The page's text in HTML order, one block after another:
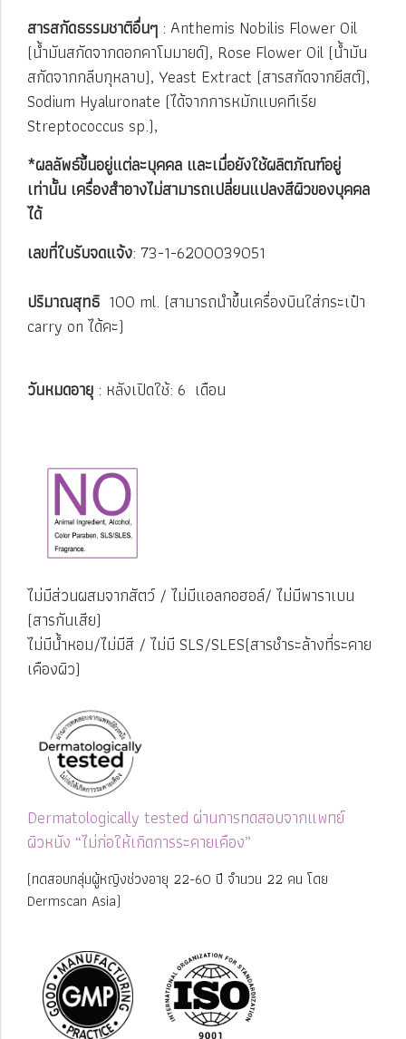
สารสกัดธรรมชาติอื่นๆ : Anthemis Nobilis Flower Oil
(น้ำมันสกัดจากดอกคาโมมายด์), Rose Flower Oil (น้ำมัน
สกัดจากกลีบกุหลาบ), Yeast Extract (สารสกัดจากยีสต์),
Sodium Hyaluronate (ได้จากการหมักแบคทีเรีย
Streptococcus sp.),
*ผลลัพธ์ขึ้นอยู่แต่ละบุคคล และเมื่อยังใช้ผลิตภัณฑ์อยู่
เท่านั้น เครื่องสำอางไม่สามารถเปลี่ยนแปลงสีผิวของบุคคล
ได้
เลขที่ใบรับจดแจ้ง: 73-1-6200039051
ปริมาณสุทธิ 100 ml. (สามารถนำขึ้นเครื่องบินใส่กระเป๋า
carry on ได้คะ)
วันหมดอายุ : หลังเปิดใช้: 6 เดือน
ไม่มีส่วนผสมจากสัตว์ / ไม่มีแอลกอฮอล์/ ไม่มีพาราเบน
(สารกันเสีย)
ไม่มีน้ำหอม/ไม่มีสี / ไม่มี SLS/SLES(สารชำระล้างที่ระคาย
เคืองผิว)
Dermatologically tested ผ่านการทดสอบจากแพทย์
ผิวหนัง “ไม่ก่อให้เกิดการระคายเคือง”
(ทดสอบกลุ่มผู้หญิงช่วงอายุ 22-60 ปี จำนวน 22 คน โดย
Dermscan Asia)